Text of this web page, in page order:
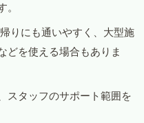
りにも通いやすく、大型施
どを使える場合もありま
スタッフのサポート範囲を